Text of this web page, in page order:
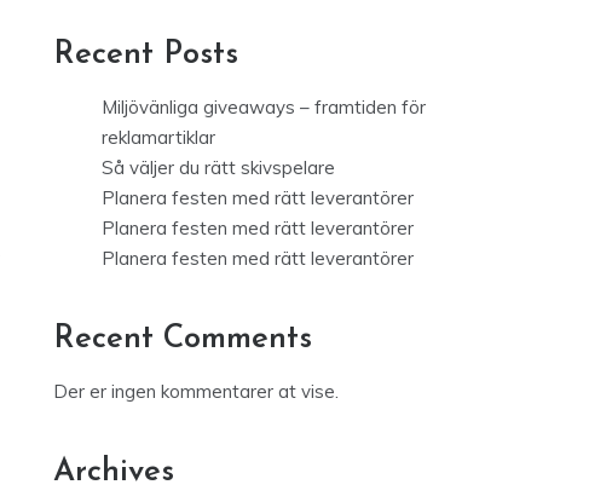
Recent Posts
Miljövänliga giveaways – framtiden för
reklamartiklar
Så väljer du rätt skivspelare
Planera festen med rätt leverantörer
Planera festen med rätt leverantörer
Planera festen med rätt leverantörer
Recent Comments
Der er ingen kommentarer at vise.
Archives